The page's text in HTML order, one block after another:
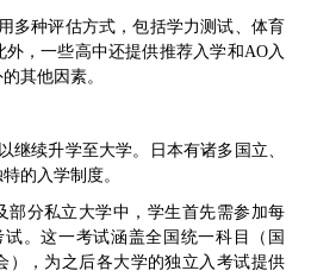
种评估方式，包括学力测试、体育
，一些高中还提供推荐入学和AO入
其他因素。
续升学至大学。日本有诸多国立、
的入学制度。
部分私立大学中，学生首先需参加每
。这一考试涵盖全国统一科目（国
），为之后各大学的独立入考试提供